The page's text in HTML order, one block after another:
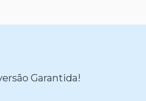
Garantida!